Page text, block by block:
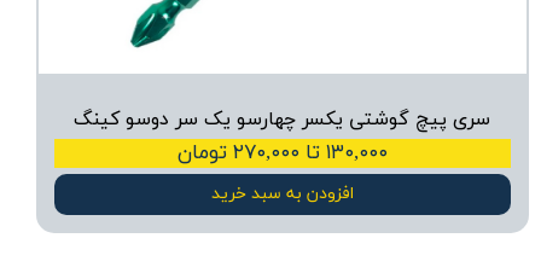
سری پیچ گوشتی یکسر چهارسو یک سر دوسو کینگ
۱۳۰,۰۰۰ تا ۲۷۰,۰۰۰ تومان
افزودن به سبد خرید